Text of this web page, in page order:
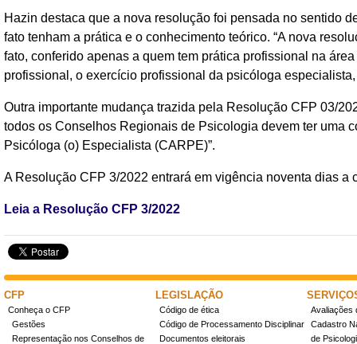
Hazin destaca que a nova resolução foi pensada no sentido
fato tenham a prática e o conhecimento teórico. “A nova
fato, conferido apenas a quem tem prática profissional na
profissional, o exercício profissional da psicóloga
Outra importante mudança trazida pela Resolução CFP 03/
todos os Conselhos Regionais de Psicologia devem ter uma
Psicóloga (o) Especialista (CARPE)”.
A Resolução CFP 3/2022 entrará em vigência noventa dias a
Leia a Resolução CFP 3/2022
CFP
Conheça o CFP
Gestões
Representação nos Conselhos de
LEGISLAÇÃO
Código de ética
Código de Processamento Disciplinar
Documentos eleitorais
Avaliações
Cadastro
de